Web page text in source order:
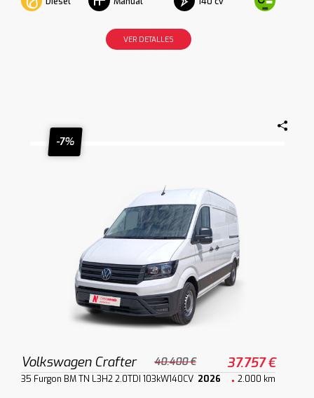
VER DETALLES
-7%
Volkswagen Crafter 40.400 € 37.757 €
35 Furgon BM TN L3H2 2.0TDI 103kW140CV 2026 2.000 km